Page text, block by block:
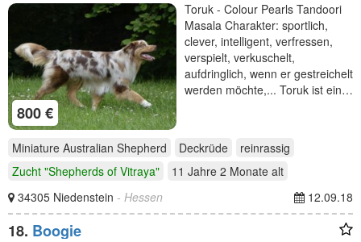
800 €
Toruk - Colour Pearls Tandoori
Masala Charakter: sportlich,
clever, intelligent, verfressen,
verspielt, verkuschelt,
aufdringlich, wenn er gestreichelt
werden möchte,... Toruk ist ein…
Miniature Australian Shepherd Deckrüde
reinrassig
Zucht "Shepherds of Vitraya"
11 Jahre 2 Monate alt
34305 Niedenstein - Hessen 12.09.18
18. Boogie